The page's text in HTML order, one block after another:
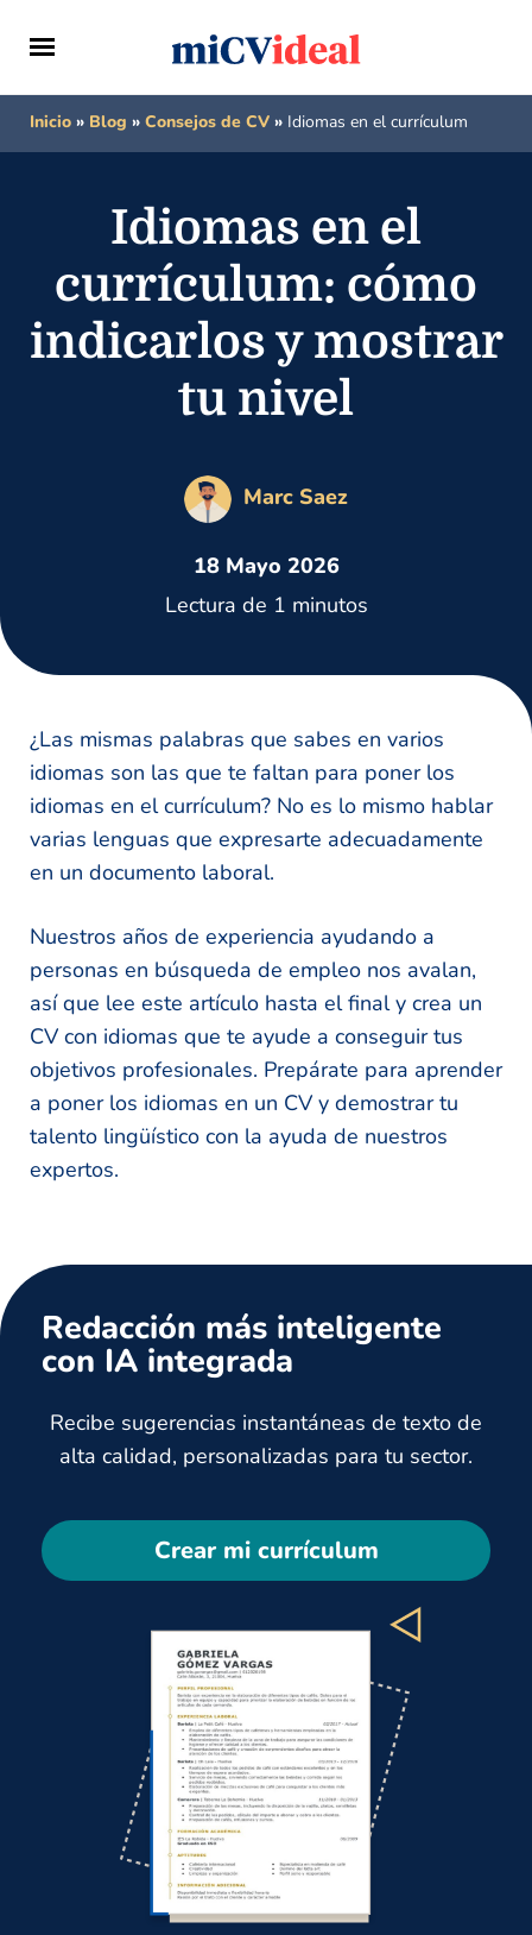
Inicio » Blog » Consejos de CV » Idiomas en el currículum
Idiomas en el
currículum: cómo
indicarlos y mostrar
tu nivel
Marc Saez
18 Mayo 2026
Lectura de 1 minutos
¿Las mismas palabras que sabes en varios
idiomas son las que te faltan para poner los
idiomas en el currículum? No es lo mismo hablar
varias lenguas que expresarte adecuadamente
en un documento laboral.
Nuestros años de experiencia ayudando a
personas en búsqueda de empleo nos avalan,
así que lee este artículo hasta el final y crea un
CV con idiomas que te ayude a conseguir tus
objetivos profesionales. Prepárate para aprender
a poner los idiomas en un CV y demostrar tu
talento lingüístico con la ayuda de nuestros
expertos.
Redacción más inteligente
con IA integrada
Recibe sugerencias instantáneas de texto de
alta calidad, personalizadas para tu sector.
Crear mi currículum